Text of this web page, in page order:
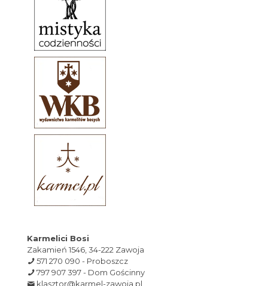
Karmelici Bosi
Zakamień 1546, 34-222 Zawoja
571 270 090 - Proboszcz
797 907 397 - Dom Gościnny
klasztor@karmel-zawoja.pl